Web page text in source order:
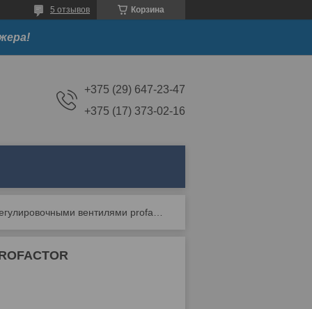
Корзина
5 отзывов
+375 (29) 647-23-47
+375 (17) 373-02-16